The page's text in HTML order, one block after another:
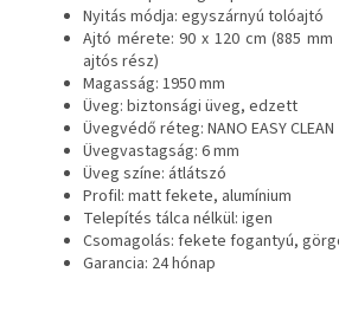
Nyitás módja: egyszárnyú tolóajtó
Ajtó mérete: 90 x 120 cm (885
ajtós rész)
Magasság: 1950 mm
Üveg: biztonsági üveg, edzett
Üvegvédő réteg: NANO EASY CLEAN
Üvegvastagság: 6 mm
Üveg színe: átlátszó
Profil: matt fekete, alumínium
Telepítés tálca nélkül: igen
Csomagolás: fekete fogantyú,
Garancia: 24 hónap